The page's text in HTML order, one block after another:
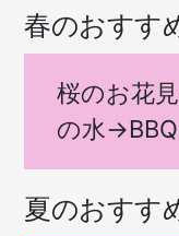
春のおすす
桜のお花
の水
夏のおすす